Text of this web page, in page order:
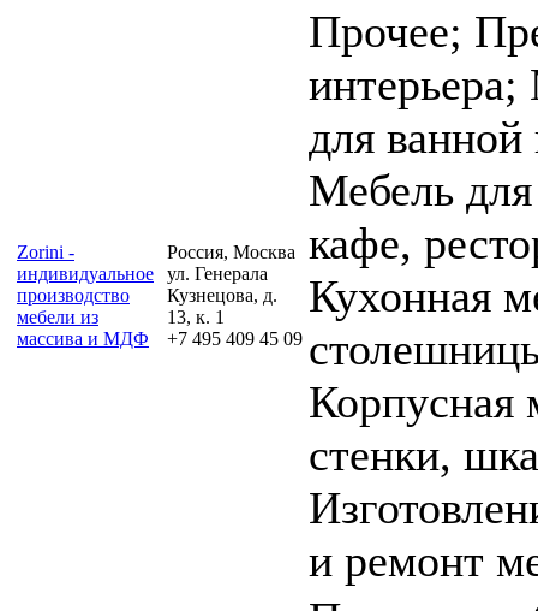
Zorini -
индивидуальное
производство
мебели из
массива и МДФ
Россия, Москва
ул. Генерала
Кузнецова, д.
13, к. 1
+7 495 409 45 09
Прочее;
для
Мебель
кафе,
Кухонная
Корпусная
стенки,
и ремонт